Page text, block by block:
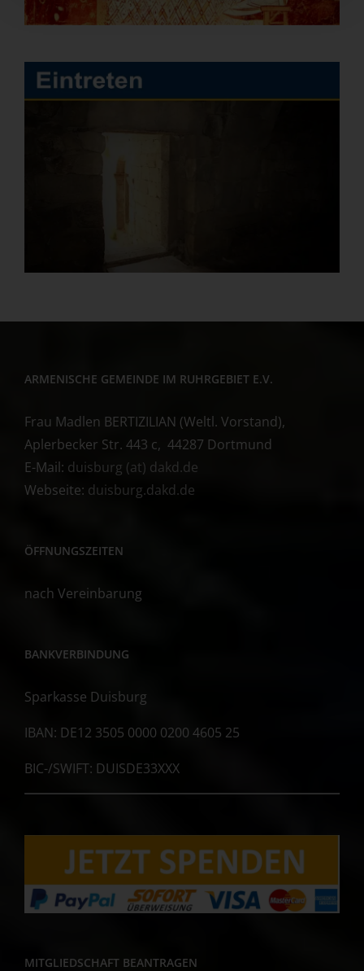
ARMENISCHE GEMEINDE IM RUHRGEBIET E.V.
Frau Madlen BERTIZILIAN (Weltl. Vorstand),
Aplerbecker Str. 443 c, 44287 Dortmund
E-Mail: duisburg (at) dakd.de
Webseite: duisburg.dakd.de
ÖFFNUNGSZEITEN
nach Vereinbarung
BANKVERBINDUNG
Sparkasse Duisburg
IBAN: DE12 3505 0000 0200 4605 25
BIC-/SWIFT: DUISDE33XXX
MITGLIEDSCHAFT BEANTRAGEN